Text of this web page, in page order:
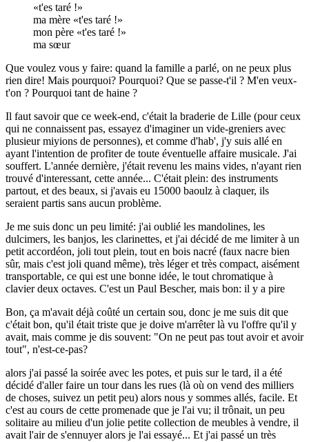
t'es taré !
ma mère
t'es taré !
mon père
t'es taré !
ma sœur
Que voulez vous y faire: quand la famille a parlé, on ne peux plus
rien dire! Mais pourquoi? Pourquoi? Que se passe-t'il ? M'en veux-
t'on ? Pourquoi tant de haine ?
Il faut savoir que ce week-end, c'était la braderie de Lille (pour ceux
qui ne connaissent pas, essayez d'imaginer un vide-greniers avec
plusieur miyions de personnes), et comme d'hab', j'y suis allé en
ayant l'intention de profiter de toute éventuelle affaire musicale. J'ai
souffert. L'année dernière, j'était revenu les mains vides, n'ayant rien
trouvé d'interessant, cette année... C'était plein: des instruments
partout, et des beaux, si j'avais eu 15000 baoulz à claquer, ils
seraient partis sans aucun problème.
Je me suis donc un peu limité: j'ai oublié les mandolines, les
dulcimers, les banjos, les clarinettes, et j'ai décidé de me limiter à un
petit accordéon, joli tout plein, tout en bois nacré (faux nacre bien
sûr, mais c'est joli quand même), très léger et très compact, aisément
transportable, ce qui est une bonne idée, le tout chromatique à
clavier deux octaves. C'est un Paul Bescher, mais bon: il y a pire
Bon, ça m'avait déjà coûté un certain sou, donc je me suis dit que
c'était bon, qu'il était triste que je doive m'arrêter là vu l'offre qu'il y
avait, mais comme je dis souvent: "On ne peut pas tout avoir et avoir
tout", n'est-ce-pas?
alors j'ai passé la soirée avec les potes, et puis sur le tard, il a été
décidé d'aller faire un tour dans les rues (là où on vend des milliers
de choses, suivez un petit peu) alors nous y sommes allés, facile. Et
c'est au cours de cette promenade que je l'ai vu; il trônait, un peu
solitaire au milieu d'un jolie petite collection de meubles à vendre, il
avait l'air de s'ennuyer alors je l'ai essayé... Et j'ai passé un très